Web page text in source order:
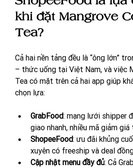
khi đặt Mangrove
Tea?
Cả hai nền tảng đều là “ông lớn”
– thức uống tại Việt Nam, và việc
Tea có mặt trên cả hai app giúp
chọn lựa:
GrabFood: mạng lưới shipper
giao nhanh, nhiều mã giảm
ShopeeFood: ưu đãi khủng
xuyên có freeship và deal
Cập nhật menu đầy đủ: Cả